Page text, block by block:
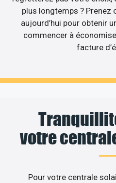
plus longtemps ? Prenez
aujourd’hui pour obtenir
commencer à
facture
votre
Pour votre centrale